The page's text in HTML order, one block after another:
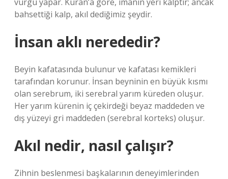
bahsettiği kalp, akıl dediğimiz şeydir.
İnsan aklı nerededir?
Beyin kafatasında bulunur ve kafatası kemikleri
tarafından korunur. İnsan beyninin en büyük kısmı
olan serebrum, iki serebral yarım küreden oluşur.
Her yarım kürenin iç çekirdeği beyaz maddeden ve
dış yüzeyi gri maddeden (serebral korteks) oluşur.
Akıl nedir, nasıl çalışır?
Zihnin beslenmesi başkalarının deneyimlerinden